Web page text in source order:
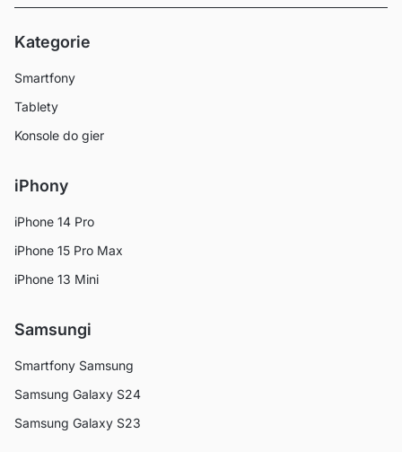
Kategorie
Smartfony
Tablety
Konsole do gier
iPhony
iPhone 14 Pro
iPhone 15 Pro Max
iPhone 13 Mini
Samsungi
Smartfony Samsung
Samsung Galaxy S24
Samsung Galaxy S23